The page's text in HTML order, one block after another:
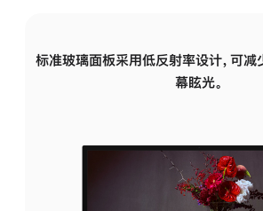
标准玻璃面板采用低反射率设计，可减
幕眩光。